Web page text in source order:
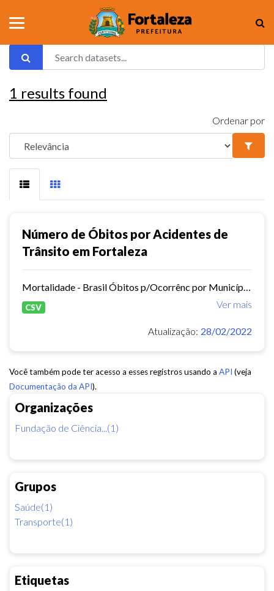
Organizações
Fundação de Ciência...(1)
Grupos
Saúde(1)
Transporte(1)
Etiquetas
1 results found
Ordenar por
Número de Óbitos por Acidentes de
Trânsito em Fortaleza
Ver mais
CSV
Atualização: 28/02/2022
Você também pode ter acesso a esses registros usando a API (veja
Documentação da API).